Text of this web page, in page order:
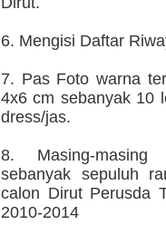
6. Mengisi Daftar
7. Pas Foto warna
4x6 cm sebanyak 10
dress/jas.
8. Masing-masing
sebanyak sepuluh
calon Dirut Perusda
2010-2014